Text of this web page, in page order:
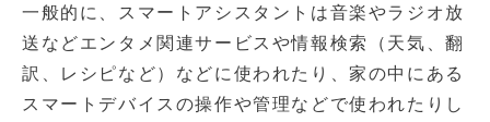
一般的に、スマートアシスタントは音楽やラジオ放
送などエンタメ関連サービスや情報検索（天気、翻
訳、レシピなど）などに使われたり、家の中にある
スマートデバイスの操作や管理などで使われたりし